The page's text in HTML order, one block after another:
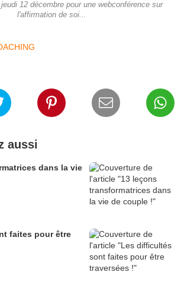
12 décembre pour une webconférence sur
l'affirmation de soi...
aussi
dans la vie
faites pour être